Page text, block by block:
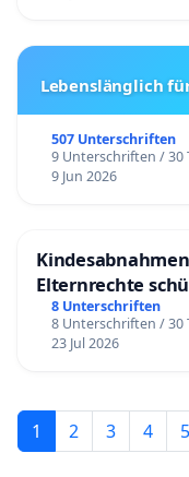
Lebenslänglich
507 Unterschriften
9 Unterschriften / 30
9 Jun 2026
Elternrechte
8 Unterschriften
8 Unterschriften / 30
23 Jul 2026
1 2 3 4 5